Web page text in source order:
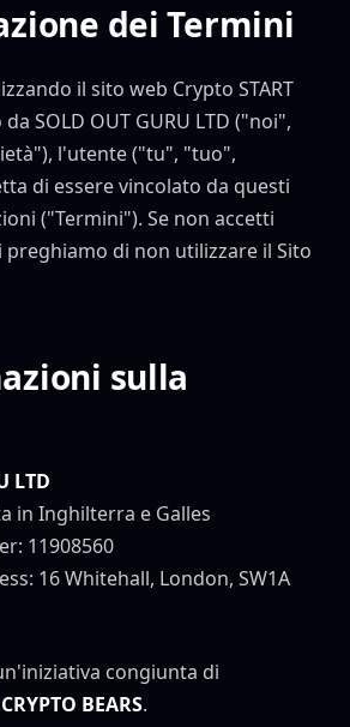
dei Termini
il sito web Crypto START
SOLD OUT GURU LTD ("noi",
l'utente ("tu", "tuo",
di essere vincolato da questi
("Termini"). Se non accetti
preghiamo di non utilizzare il Sito
sulla
LTD
in Inghilterra e Galles
11908560
16 Whitehall, London, SW1A
congiunta di
CRYPTO BEARS.